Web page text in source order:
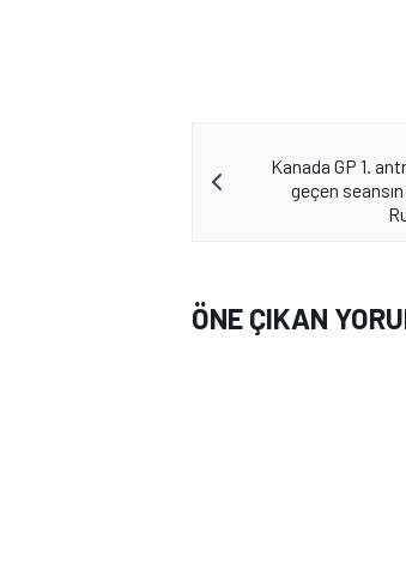
MOTOSİKLETKanada GP 1.
geçen
ÖNE ÇIKAN